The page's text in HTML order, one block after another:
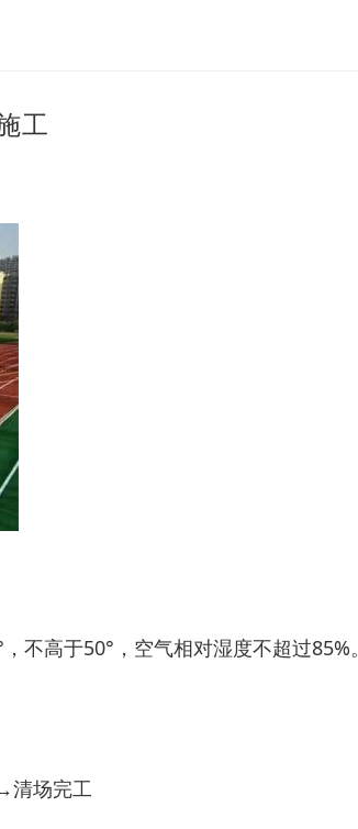
工
不高于50°，空气相对湿度不超过85%。
场完工